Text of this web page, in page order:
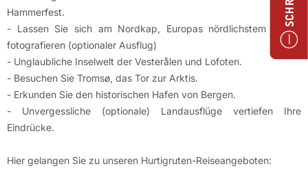
Hammerfest.
- Lassen Sie sich am Nordkap, Europas nördlichstem Punkt,
fotografieren (optionaler Ausflug)
- Unglaubliche Inselwelt der Vesterålen und Lofoten.
- Besuchen Sie Tromsø, das Tor zur Arktis.
- Erkunden Sie den historischen Hafen von Bergen.
- Unvergessliche (optionale) Landausflüge vertiefen Ihre
Eindrücke.
Hier gelangen Sie zu unseren Hurtigruten-Reiseangeboten: